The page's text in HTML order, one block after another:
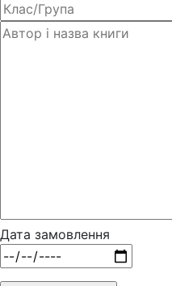
Дата замовлення